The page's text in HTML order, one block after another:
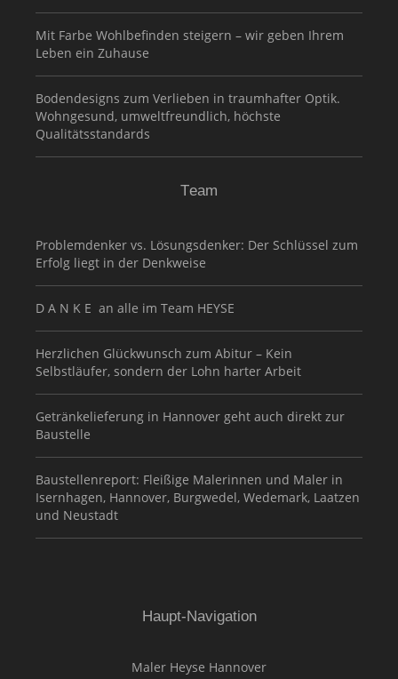
Mit Farbe Wohlbefinden steigern – wir geben Ihrem
Leben ein Zuhause
Bodendesigns zum Verlieben in traumhafter Optik.
Wohngesund, umweltfreundlich, höchste
Qualitätsstandards
Team
Problemdenker vs. Lösungsdenker: Der Schlüssel zum
Erfolg liegt in der Denkweise
D A N K E an alle im Team HEYSE
Herzlichen Glückwunsch zum Abitur – Kein
Selbstläufer, sondern der Lohn harter Arbeit
Getränkelieferung in Hannover geht auch direkt zur
Baustelle
Baustellenreport: Fleißige Malerinnen und Maler in
Isernhagen, Hannover, Burgwedel, Wedemark, Laatzen
und Neustadt
Haupt-Navigation
Maler Heyse Hannover